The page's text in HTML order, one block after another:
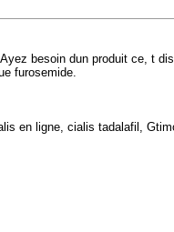
besoin dun produit ce, t
furosemide.
en ligne, cialis tadalafil,